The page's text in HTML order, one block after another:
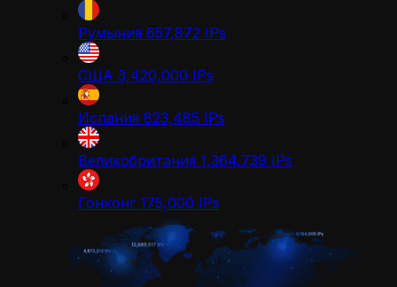
Румыния 657,872 IPs
США 3,420,000 IPs
Испания 823,485 IPs
Великобритания 1,364,739 IPs
Гонконг 175,000 IPs